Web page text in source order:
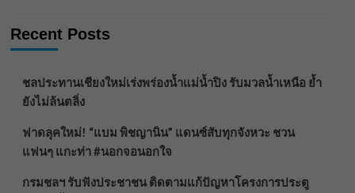
Recent Posts
ชลประทานเชียงใหม่เร่งพร่องน้ำแม่น้ำปิง รับมวลน้ำเหนือ ย้ำ
ยังไม่ล้นตลิ่ง
ฟาดลุคใหม่! “แบม พิชญานิน” แดนซ์สับทุกจังหวะ ชวน
แฟนๆ แกะท่า #นอกจอนอกใจ
กรมชลฯ รับฟังประชาชน ติดตามแก้ปัญหาโครงการประตู